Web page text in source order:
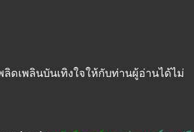
ดเพลินบันเทิงใจให้กับท่านผู้อ่านได้ไม่